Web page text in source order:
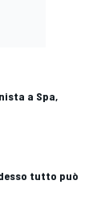
a Spa,
tutto può